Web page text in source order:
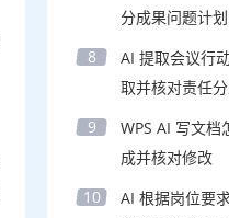
分成果问题计划
8
AI 提取会议行
取并核对责任
9
WPS AI 写文档
成并核对修改
10
AI 根据岗位要